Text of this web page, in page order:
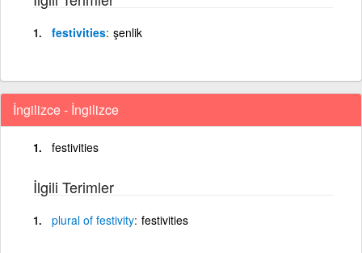
festivities şenlik
İngilizce - İngilizce
festivities
İlgili Terimler
plural of festivity festivities